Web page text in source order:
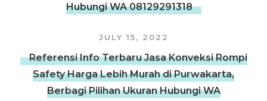
Hubungi WA 08129291318
JULY 15, 2022
Referensi Info Terbaru Jasa Konveksi Rompi
Safety Harga Lebih Murah di Purwakarta,
Berbagi Pilihan Ukuran Hubungi WA